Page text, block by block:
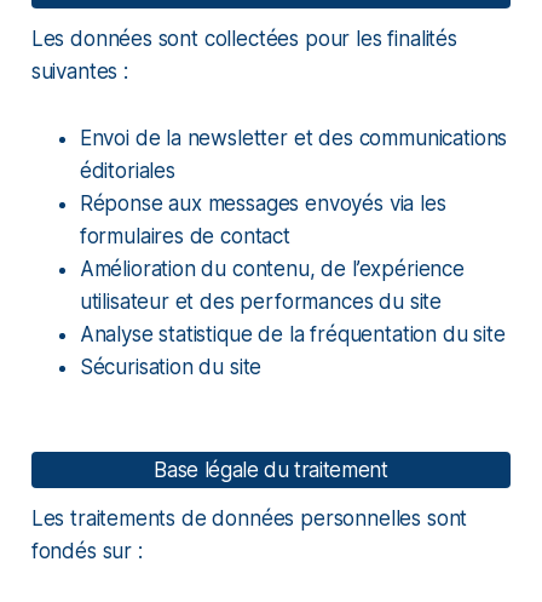
Les données sont collectées pour les finalités
suivantes :
Envoi de la newsletter et des communications
éditoriales
Réponse aux messages envoyés via les
formulaires de contact
Amélioration du contenu, de l’expérience
utilisateur et des performances du site
Analyse statistique de la fréquentation du site
Sécurisation du site
Base légale du traitement
Les traitements de données personnelles sont
fondés sur :